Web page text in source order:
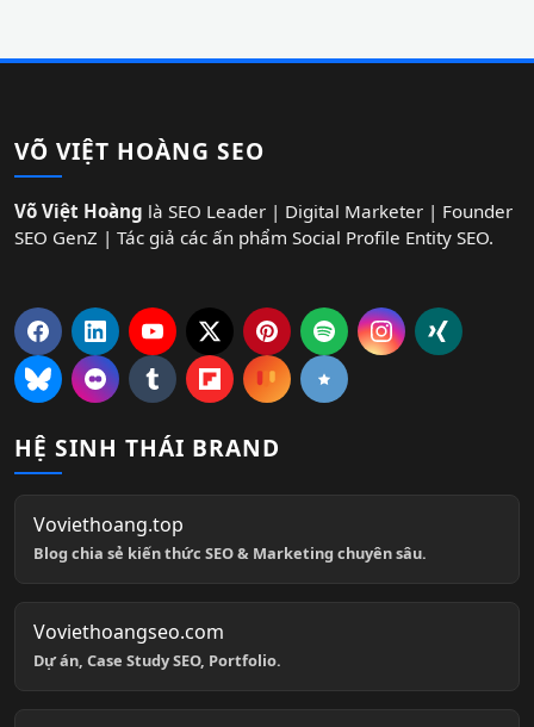
VÕ VIỆT HOÀNG SEO
Võ Việt Hoàng là SEO Leader | Digital Marketer | Founder
SEO GenZ | Tác giả các ấn phẩm Social Profile Entity SEO.
HỆ SINH THÁI BRAND
Voviethoang.top
Blog chia sẻ kiến thức SEO & Marketing chuyên sâu.
Voviethoangseo.com
Dự án, Case Study SEO, Portfolio.